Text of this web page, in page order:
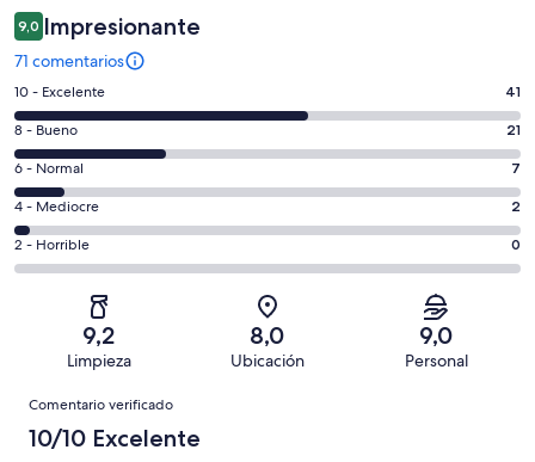
9,0 Impresionante
71 comentarios
41
comentarios
de
un
total
de
71
con
puntuación
10 - Excelente 41
21
comentarios
de
un
total
de
puntuación
8 - Bueno 21
7
comentarios
de
un
total
puntuación
6 - Normal 7
2
comentarios
de
una
puntuación
4 - Mediocre 2
0
comentarios
una
2 - Horrible 0
9,2
Limpieza
8,0
Ubicación
9,0
Personal
Comentarios
Comentario verificado
10/10 Excelente